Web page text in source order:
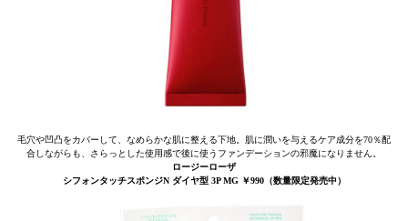
毛穴や凹凸をカバーして、なめらかな肌に整える下地。肌に潤いを与えるケア成分を70％配
合しながらも、さらっとした使用感で後に使うファンデーションの邪魔になりません。
ロージーローザ
シフォンタッチスポンジN ダイヤ型 3P MG ￥990（数量限定発売中）